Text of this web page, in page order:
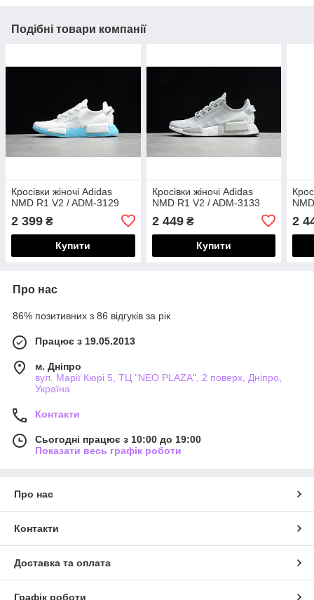
Подібні товари компанії
Кросівки жіночі Adidas
NMD R1 V2 / ADM-3129
2 399 ₴
Купити
Кросівки жіночі Adidas
NMD R1 V2 / ADM-3133
2 449₴
Купити
2
Про нас
86% позитивних з 86 відгуків за рік
Працює з 19.05.2013
м. Дніпро
вул. Марії Кюрі 5, ТЦ "NEO PLAZA", 2 поверх, Дніпро,
Україна
Контакти
Сьогодні працює з 10:00 до 19:00
Показати весь графік роботи
Про нас
Контакти
Доставка та оплата
Графік роботи